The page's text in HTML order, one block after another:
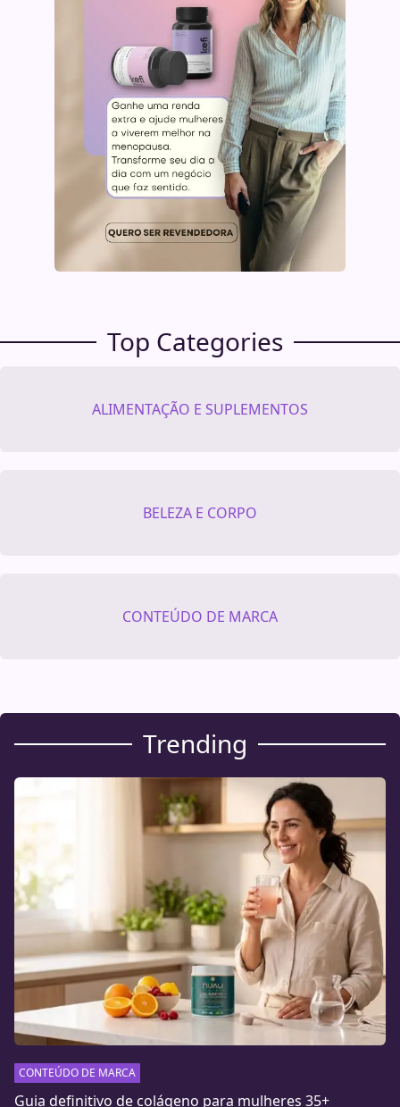
Top Categories
ALIMENTAÇÃO E SUPLEMENTOS
BELEZA E CORPO
CONTEÚDO DE MARCA
Trending
CONTEÚDO DE MARCA
Guia definitivo de colágeno para mulheres 35+